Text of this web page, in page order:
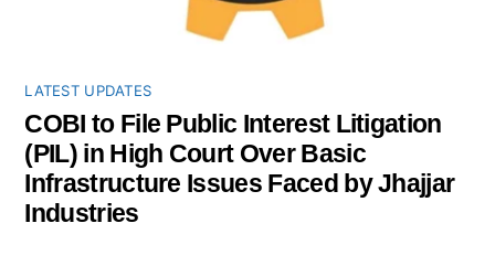
LATEST UPDATES
COBI to File Public Interest Litigation
(PIL) in High Court Over Basic
Infrastructure Issues Faced by Jhajjar
Industries